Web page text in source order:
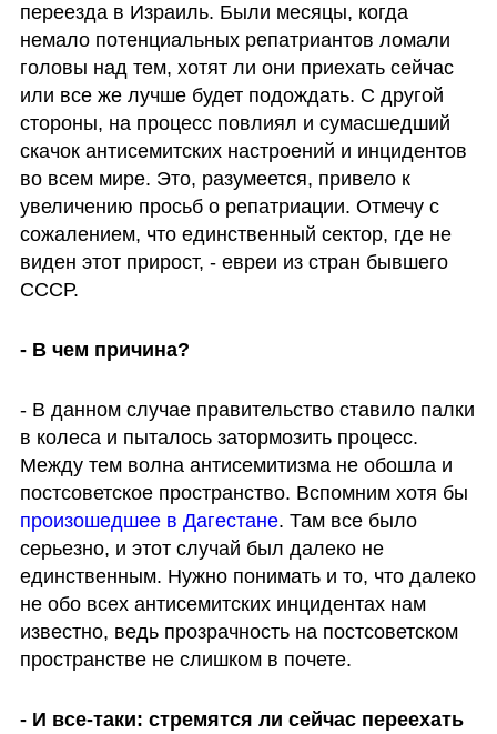
переезда в Израиль. Были месяцы, когда
немало потенциальных репатриантов ломали
головы над тем, хотят ли они приехать сейчас
или все же лучше будет подождать. С другой
стороны, на процесс повлиял и сумасшедший
скачок антисемитских настроений и инцидентов
во всем мире. Это, разумеется, привело к
увеличению просьб о репатриации. Отмечу с
сожалением, что единственный сектор, где не
виден этот прирост, - евреи из стран бывшего
СССР.
- В чем причина?
- В данном случае правительство ставило палки
в колеса и пыталось затормозить процесс.
Между тем волна антисемитизма не обошла и
произошедшее в Дагестане. Там все было
серьезно, и этот случай был далеко не
единственным. Нужно понимать и то, что далеко
не обо всех антисемитских инцидентах нам
известно, ведь прозрачность на постсоветском
пространстве не слишком в почете.
- И все-таки: стремятся ли сейчас переехать